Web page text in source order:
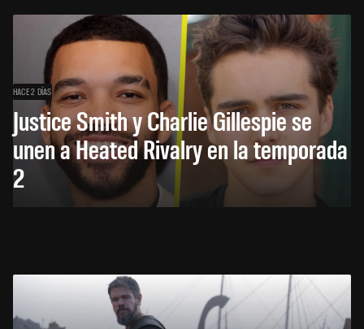
HACE 2 DÍAS
Justice Smith y Charlie Gillespie se
unen a Heated Rivalry en la temporada
2